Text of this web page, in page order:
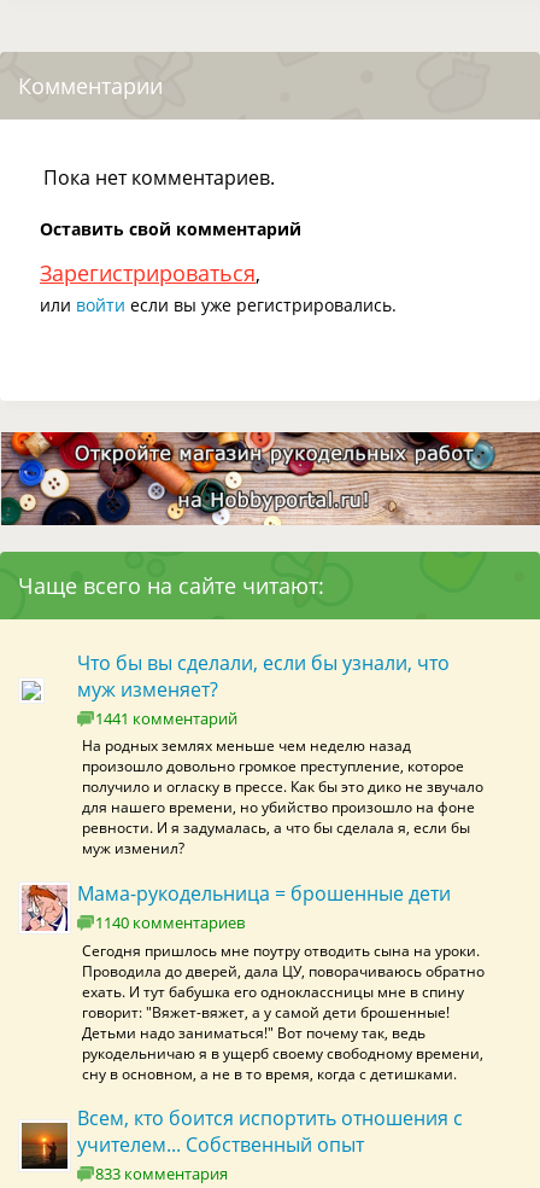
Комментарии
Пока нет комментариев.
Оставить свой комментарий
Зарегистрироваться,
или войти если вы уже регистрировались.
Чаще всего на сайте читают:
Что бы вы сделали, если бы узнали, что
муж изменяет?
1441 комментарий
На родных землях меньше чем неделю назад
произошло довольно громкое преступление, которое
получило и огласку в прессе. Как бы это дико не звучало
для нашего времени, но убийство произошло на фоне
ревности. И я задумалась, а что бы сделала я, если бы
муж изменил?
Мама-рукодельница = брошенные дети
1140 комментариев
Сегодня пришлось мне поутру отводить сына на уроки.
Проводила до дверей, дала ЦУ, поворачиваюсь обратно
ехать. И тут бабушка его одноклассницы мне в спину
говорит: "Вяжет-вяжет, а у самой дети брошенные!
Детьми надо заниматься!" Вот почему так, ведь
рукодельничаю я в ущерб своему свободному времени,
сну в основном, а не в то время, когда с детишками.
Всем, кто боится испортить отношения с
учителем... Собственный опыт
833 комментария